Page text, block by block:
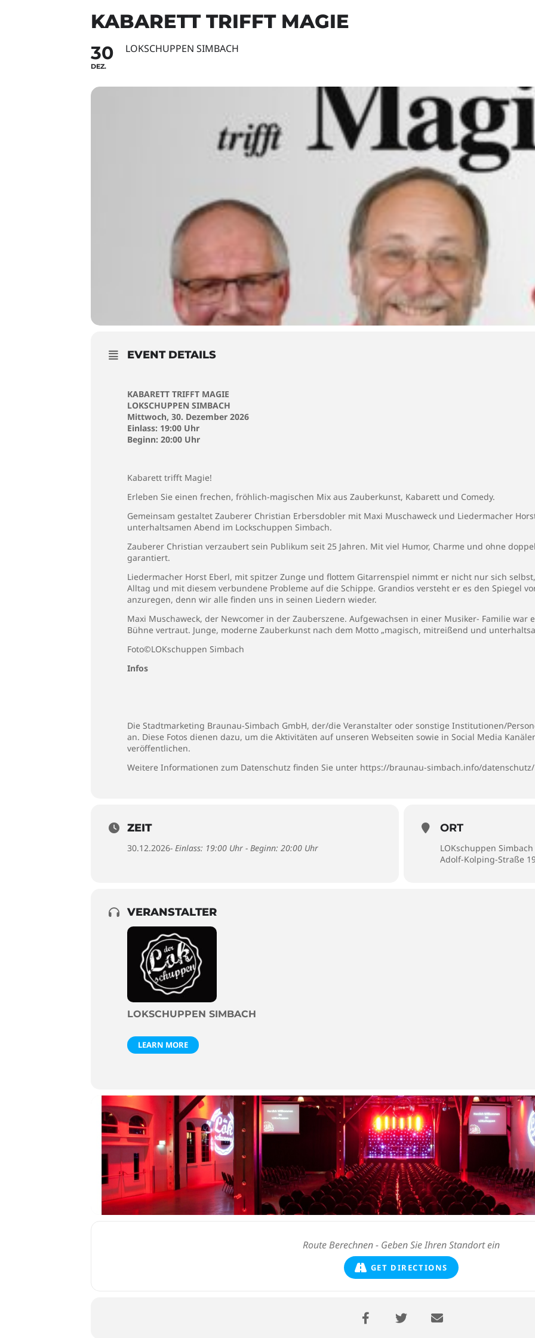
KABARETT TRIFFT MAGIE
30
DEZ.
LOKSCHUPPEN SIMBACH
EVENT DETAILS
KABARETT TRIFFT MAGIE
LOKSCHUPPEN SIMBACH
Mittwoch, 30. Dezember 2026
Einlass: 19:00 Uhr
Beginn: 20:00 Uhr
Kabarett trifft Magie!
Erleben Sie einen frechen, fröhlich-magischen Mix aus Zauberkunst, Kabarett und Comedy.
Gemeinsam gestaltet Zauberer Christian Erbersdobler mit Maxi Muschaweck und Liedermacher
unterhaltsamen Abend im Lockschuppen Simbach.
Zauberer Christian verzaubert sein Publikum seit 25 Jahren. Mit viel Humor, Charme und ohne
garantiert.
Liedermacher Horst Eberl, mit spitzer Zunge und flottem Gitarrenspiel nimmt er nicht nur sich
Alltag und mit diesem verbundene Probleme auf die Schippe. Grandios versteht er es den Spiegel
anzuregen, denn wir alle finden uns in seinen Liedern wieder.
Maxi Muschaweck, der Newcomer in der Zauberszene. Aufgewachsen in einer Musiker- Familie war
Bühne vertraut. Junge, moderne Zauberkunst nach dem Motto „magisch, mitreißend und
Foto©LOKschuppen Simbach
Infos
Die Stadtmarketing Braunau-Simbach GmbH, der/die Veranstalter oder sonstige Institutionen/
an. Diese Fotos dienen dazu, um die Aktivitäten auf unseren Webseiten sowie in Social Media
veröffentlichen.
Weitere Informationen zum Datenschutz finden Sie unter https://braunau-simbach.info/datenschutz/
ZEIT
30.12.2026- Einlass: 19:00 Uhr - Beginn: 20:00 Uhr
ORT
LOKschuppen Simbach
Adolf-Kolping-Straße
VERANSTALTER
LOKSCHUPPEN SIMBACH
LEARN MORE
GET DIRECTIONS